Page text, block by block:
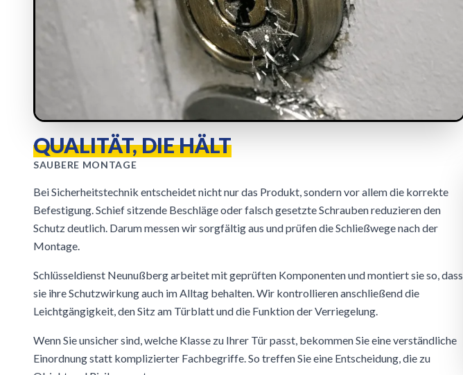
QUALITÄT, DIE HÄLT
SAUBERE MONTAGE
Bei Sicherheitstechnik entscheidet nicht nur das Produkt, sondern vor allem die korrekte
Befestigung. Schief sitzende Beschläge oder falsch gesetzte Schrauben reduzieren den
Schutz deutlich. Darum messen wir sorgfältig aus und prüfen die Schließwege nach der
Montage.
Schlüsseldienst Neunußberg arbeitet mit geprüften Komponenten und montiert sie so, dass
sie ihre Schutzwirkung auch im Alltag behalten. Wir kontrollieren anschließend die
Leichtgängigkeit, den Sitz am Türblatt und die Funktion der Verriegelung.
Wenn Sie unsicher sind, welche Klasse zu Ihrer Tür passt, bekommen Sie eine verständliche
Einordnung statt komplizierter Fachbegriffe. So treffen Sie eine Entscheidung, die zu